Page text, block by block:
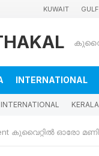
KUWAIT GULF
INTERNATIONAL
INTERNATIONAL KERALA
കുവൈറ്റിൽ ഓരോ